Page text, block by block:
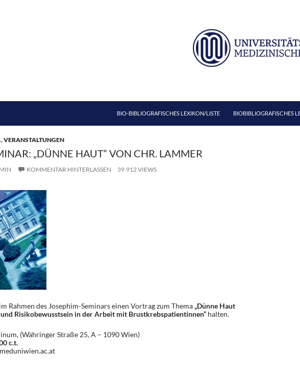
BIO-BIBLIOGRAFISCHES LEXIKON/LISTE
BIOBIBLIOGRAFISCHES
,VERANSTALTUNGEN
„DÜNNE HAUT“ VON CHR. LAMMER
KOMMENTAR HINTERLASSEN 39.912 VIEWS
Rahmen des Josephim-Seminars einen Vortrag zum Thema „Dünne Haut
Risikobewusstsein in der Arbeit mit Brustkrebspatientinnen“halten.
(Währinger Straße 25, A – 1090 Wien)
c.t.